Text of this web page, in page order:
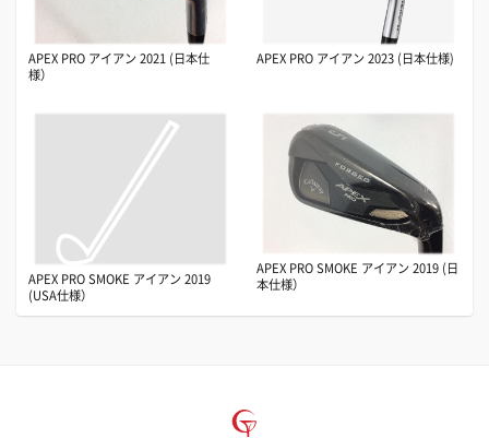
APEX PRO アイアン 2021 (日本仕
様）
APEX PRO アイアン 2023 (日本仕様)
APEX PRO SMOKE アイアン 2019
(USA仕様）
APEX PRO SMOKE アイアン 2019 (日
本仕様）